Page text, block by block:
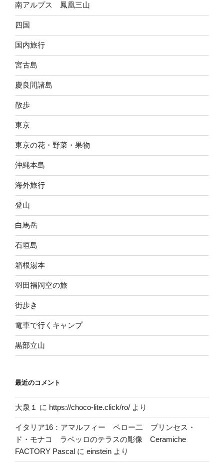
南アルプス 鳳凰三山
四国
国内旅行
宮古島
慶良間諸島
散歩
東京
東京の花・野菜・果物
沖縄本島
海外旅行
登山
白馬岳
石垣島
箱根湯本
羽田福岡空の旅
街歩き
電車で行くキャンプ
黒部立山
最近のコメント
大泉１ に https://choco-lite.click/ro/ より
イタリア16：アマルフィー ペロー二 プリンセス・
ド・モナコ ラベッロのテラスの彫像 Ceramiche
FACTORY Pascal に einstein より